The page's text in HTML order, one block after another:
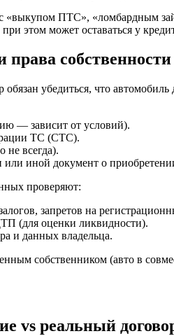
«выкупом ПТС», «ломбардным
этом может оставаться у
убедиться, что
— зависит от условий).
ТС (СТС).
всегда).
иной документ о
проверяют:
запретов на
(для оценки ликвидности).
и данных владельца.
собственником (авто в
vs реальный